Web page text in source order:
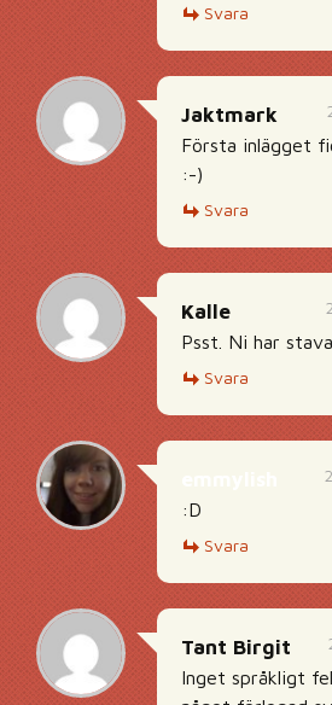
Svara
Jaktmark
Första inlägget
:-)
Svara
Kalle
Psst. Ni har
Svara
:D
Svara
Tant Birgit
Inget språkligt